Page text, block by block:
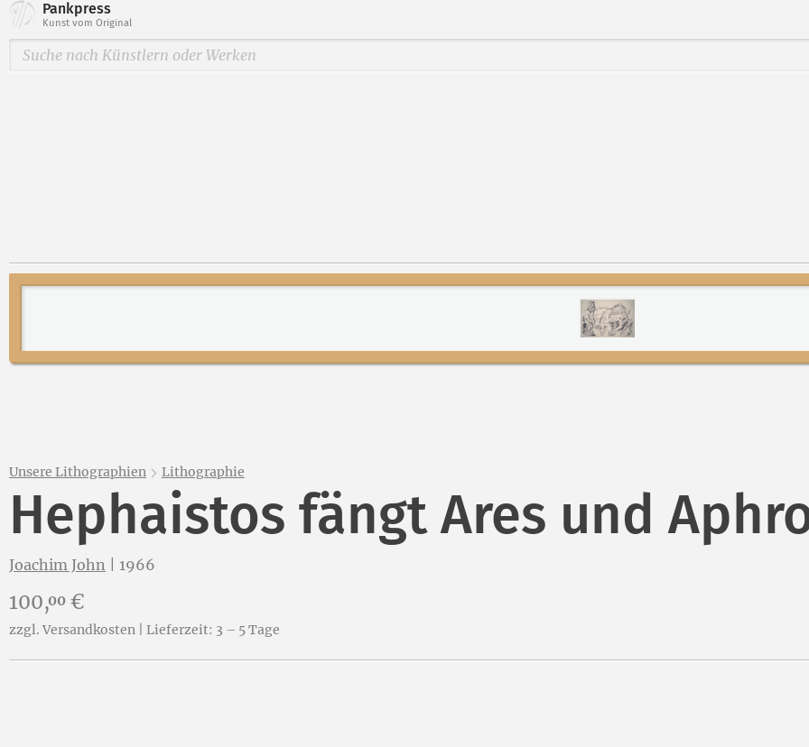
Pankpress
Kunst vom Original
Unsere Lithographien Lithographie
Hephaistos fängt Ares und
Joachim John 1966
Preis:
100,00 €
zzgl. Versandkosten | Lieferzeit: 3 – 5 Tage